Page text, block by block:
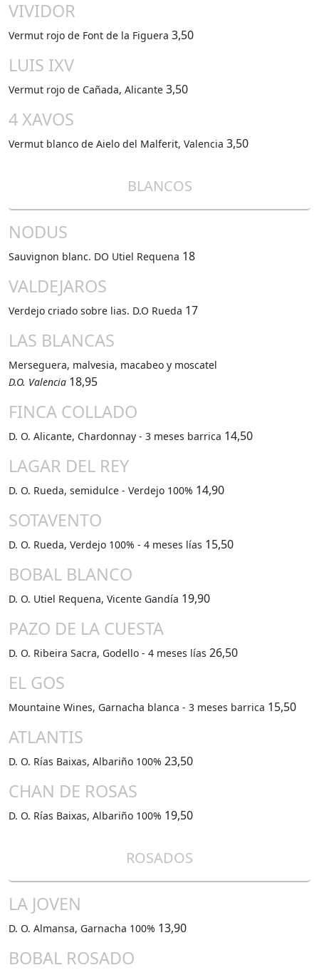
VIVIDOR
Vermut rojo de Font de la Figuera 3,50
LUIS IXV
Vermut rojo de Cañada, Alicante 3,50
4 XAVOS
Vermut blanco de Aielo del Malferit, Valencia 3,50
BLANCOS
NODUS
Sauvignon blanc. DO Utiel Requena 18
VALDEJAROS
Verdejo criado sobre lias. D.O Rueda 17
LAS BLANCAS
Merseguera, malvesia, macabeo y moscatel
D.O. Valencia 18,95
FINCA COLLADO
D. O. Alicante, Chardonnay - 3 meses barrica 14,50
LAGAR DEL REY
D. O. Rueda, semidulce - Verdejo 100% 14,90
SOTAVENTO
D. O. Rueda, Verdejo 100% - 4 meses lías 15,50
BOBAL BLANCO
D. O. Utiel Requena, Vicente Gandía 19,90
PAZO DE LA CUESTA
D. O. Ribeira Sacra, Godello - 4 meses lías 26,50
EL GOS
Mountaine Wines, Garnacha blanca - 3 meses barrica 15,50
ATLANTIS
D. O. Rías Baixas, Albariño 100% 23,50
CHAN DE ROSAS
D. O. Rías Baixas, Albariño 100% 19,50
ROSADOS
LA JOVEN
D. O. Almansa, Garnacha 100% 13,90
BOBAL ROSADO